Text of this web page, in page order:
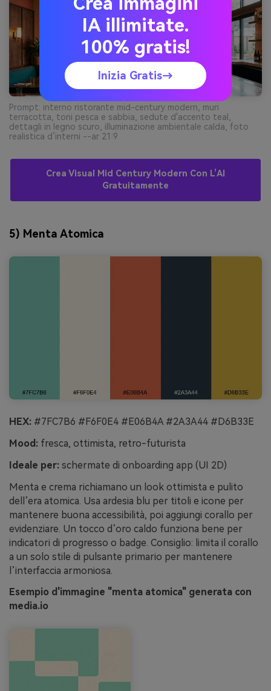
Prompt: interno ristorante mid-century modern, muri
terracotta, toni pesca e sabbia, sedute d'accento teal,
dettagli in legno scuro, illuminazione ambientale calda, foto
realistica d’interni --ar 21:9
Crea Visual Mid Century Modern Con L’AI
Gratuitamente
5) Menta Atomica
HEX: #7FC7B6 #F6F0E4 #E06B4A #2A3A44 #D6B33E
Mood: fresca, ottimista, retro-futurista
Ideale per: schermate di onboarding app (UI 2D)
Menta e crema richiamano un look ottimista e pulito
dell’era atomica. Usa ardesia blu per titoli e icone per
mantenere buona accessibilità, poi aggiungi corallo per
evidenziare. Un tocco d’oro caldo funziona bene per
indicatori di progresso o badge. Consiglio: limita il corallo
a un solo stile di pulsante primario per mantenere
l’interfaccia armoniosa.
Esempio d'immagine "menta atomica" generata con
media.io
IA illimitate.
100% gratis!
Inizia Gratis→